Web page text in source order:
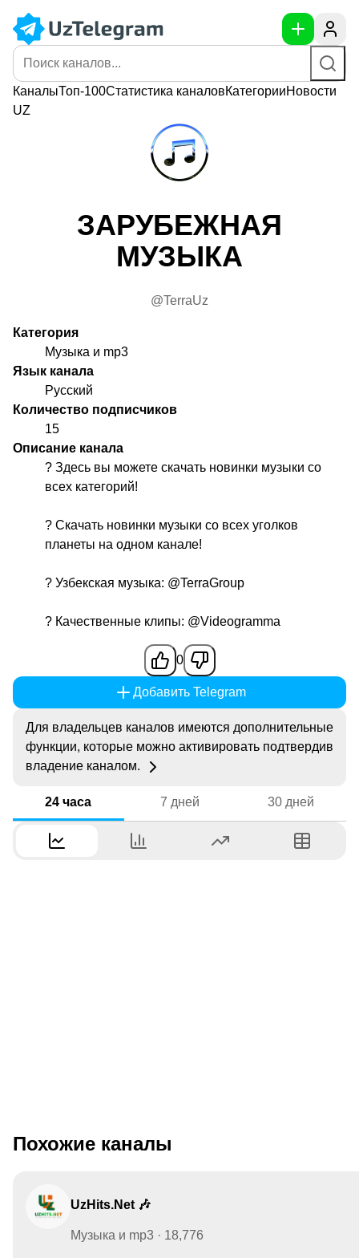
КаналыТоп-100Статистика каналовКатегорииНовости
UZ
ЗАРУБЕЖНАЯ
МУЗЫКА
@TerraUz
Категория
Музыка и mp3
Язык канала
Русский
Количество подписчиков
15
Описание канала
? Здесь вы можете скачать новинки музыки со
всех категорий!
? Скачать новинки музыки со всех уголков
планеты на одном канале!
? Узбекская музыка: @TerraGroup
? Качественные клипы: @Videogramma
0
Добавить Telegram
Для владельцев каналов имеются дополнительные
функции, которые можно активировать подтвердив
владение каналом.
24 часа 7 дней 30 дней
Похожие каналы
UzHits.Net 🎶
Музыка и mp3 · 18,776